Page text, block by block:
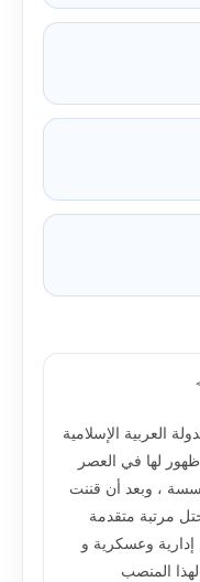
العربية الإسلامية
لها في العصر
، وبعد أن قننت
مرتبة متقدمة
إدارية وعسكرية و
المنصب